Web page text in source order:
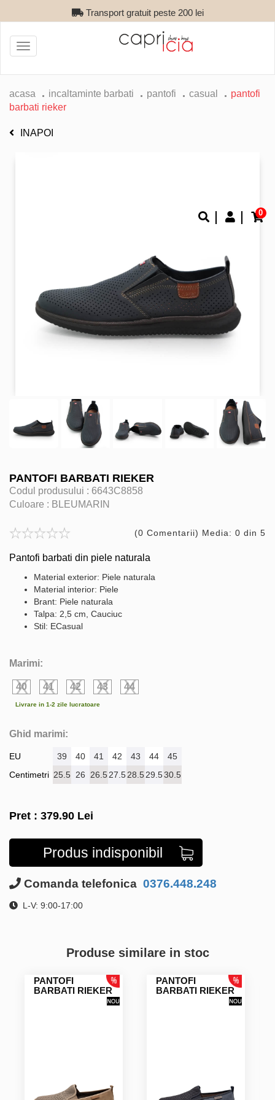
Transport gratuit peste 200 lei
0
Toggle
navigation
acasa incaltaminte barbati pantofi casual
pantofi
barbati rieker
INAPOI
PANTOFI BARBATI RIEKER
Codul produsului : 6643C8858
Culoare : BLEUMARIN
(0 Comentarii) Media: 0 din 5
Pantofi barbati din piele naturala
Material exterior: Piele naturala
Material interior: Piele
Brant: Piele naturala
Talpa: 2,5 cm, Cauciuc
Stil: ECasual
Marimi:
40 41 42 43 44
Livrare in 1-2 zile lucratoare
Ghid marimi:
EU
Centimetri
39 40 41 42 43 44
45
25.5 26 26.527.528.529.530.5
Pret : 379.90 Lei
Produs indisponibil
Comanda telefonica 0376.448.248
L-V: 9:00-17:00
Produse similare in stoc
PANTOFI
BARBATI RIEKER
PANTOFI
BARBATI RIEKER